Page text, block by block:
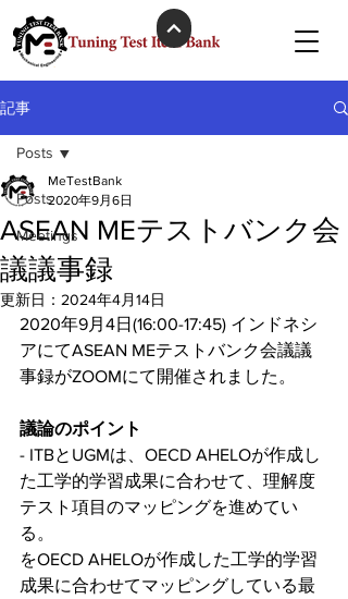
記事
Posts
Meetings
Posts
ASEAN MEテストバンク会
議議事録
MeTestBank
2020年9月6日
更新日： 2024年4月14日
2020年9月4日(16:00-17:45) インドネシ
アにてASEAN MEテストバンク会議議
事録がZOOMにて開催されました。
議論のポイント
- ITBとUGMは、OECD AHELOが作成し
た工学的学習成果に合わせて、理解度
テスト項目のマッピングを進めてい
る。
をOECD AHELOが作成した工学的学習
成果に合わせてマッピングしている最